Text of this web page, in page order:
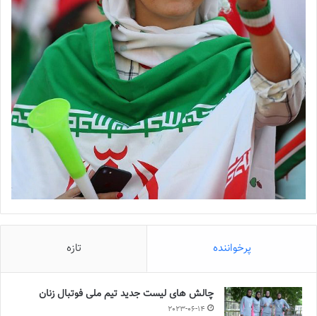
پرخواننده تازه
چالش هاى ليست جدید تيم ملى فوتبال زنان
2023-06-14